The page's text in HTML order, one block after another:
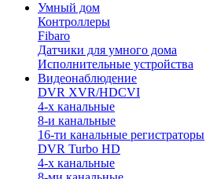
Умный дом
Контроллеры
Fibaro
Датчики для умного дома
Исполнительные устройства
Видеонаблюдение
DVR XVR/HDCVI
4-x канальные
8-и канальные
16-ти канальные регистраторы
DVR Turbo HD
4-х канальные